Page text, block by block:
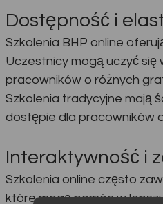
Dostępność i
Szkolenia BHP online
Uczestnicy mogą uczyć się
pracowników o różnych
Szkolenia tradycyjne mają
dostępie dla pracowników
Interaktywność i
Szkolenia online często
które mogą pomóc w